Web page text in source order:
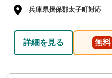
兵庫県揖保郡太子町対応
詳細を見る 無料